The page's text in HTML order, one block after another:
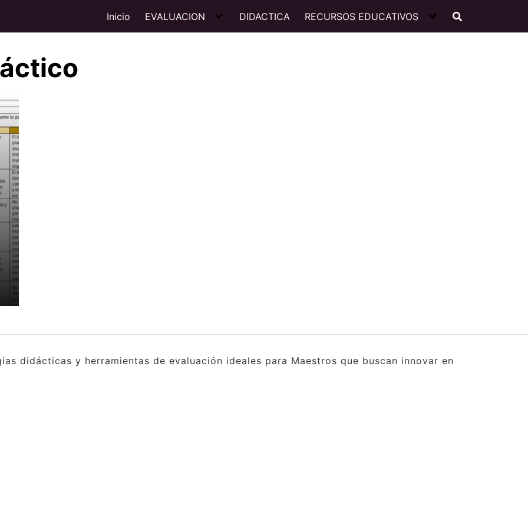
Inicio EVALUACION DIDACTICA RECURSOS EDUCATIVOS
didácticas y herramientas de evaluación ideales para Maestros que buscan innovar en